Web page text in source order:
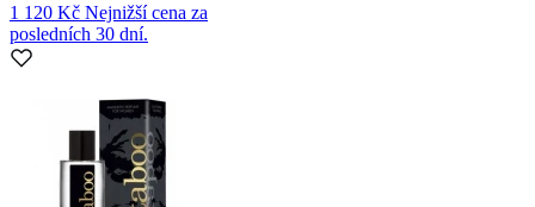
1 120 Kč Nejnižší cena za
posledních 30 dní.